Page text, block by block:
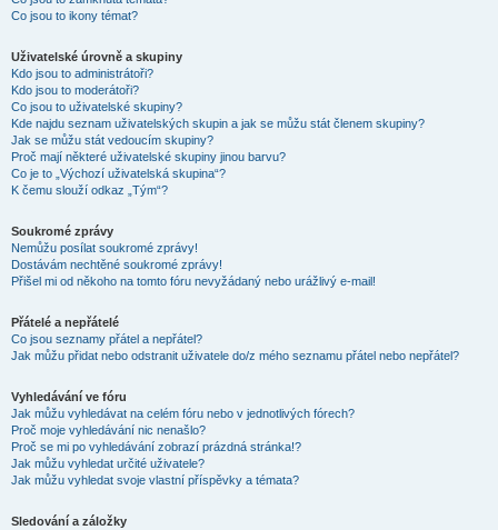
Co jsou to ikony témat?
Uživatelské úrovně a skupiny
Kdo jsou to administrátoři?
Kdo jsou to moderátoři?
Co jsou to uživatelské skupiny?
Kde najdu seznam uživatelských skupin a jak se můžu stát členem skupiny?
Jak se můžu stát vedoucím skupiny?
Proč mají některé uživatelské skupiny jinou barvu?
Co je to „Výchozí uživatelská skupina“?
K čemu slouží odkaz „Tým“?
Soukromé zprávy
Nemůžu posílat soukromé zprávy!
Dostávám nechtěné soukromé zprávy!
Přišel mi od někoho na tomto fóru nevyžádaný nebo urážlivý e-mail!
Přátelé a nepřátelé
Co jsou seznamy přátel a nepřátel?
Jak můžu přidat nebo odstranit uživatele do/z mého seznamu přátel nebo nepřátel?
Vyhledávání ve fóru
Jak můžu vyhledávat na celém fóru nebo v jednotlivých fórech?
Proč moje vyhledávání nic nenašlo?
Proč se mi po vyhledávání zobrazí prázdná stránka!?
Jak můžu vyhledat určité uživatele?
Jak můžu vyhledat svoje vlastní příspěvky a témata?
Sledování a záložky